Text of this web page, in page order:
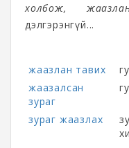
холбож,
дэлгэрэнгүй...
жаазлан тавих
жаазалсан
зураг
зураг жаазлах